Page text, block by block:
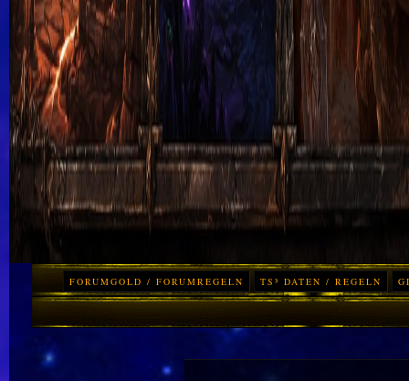
FORUMGOLD / FORUMREGELN TS³ DATEN / REGELN